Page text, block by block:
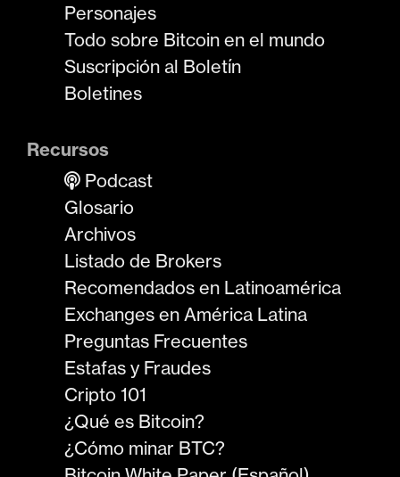
Personajes
Todo sobre Bitcoin en el mundo
Suscripción al Boletín
Boletines
Recursos
Podcast
Glosario
Archivos
Listado de Brokers
Recomendados en Latinoamérica
Exchanges en América Latina
Preguntas Frecuentes
Estafas y Fraudes
Cripto 101
¿Qué es Bitcoin?
¿Cómo minar BTC?